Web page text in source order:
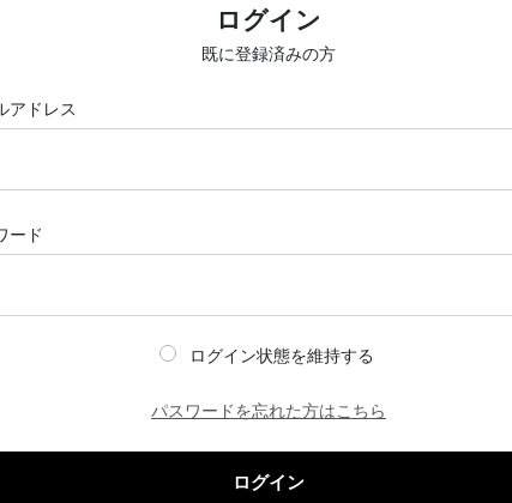
ログイン
既に登録済みの方
アドレス
ード
ログイン状態を維持する
パスワードを忘れた方はこちら
ログイン